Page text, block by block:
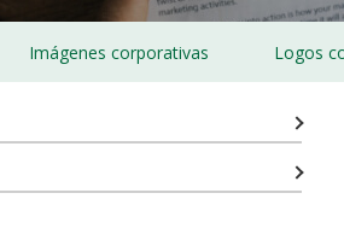
Imágenes corporativas Logos